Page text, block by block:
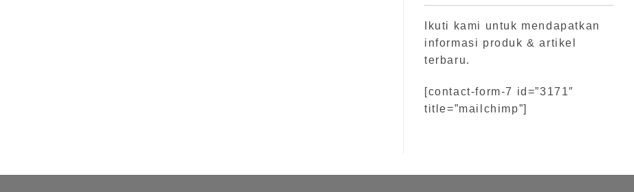
Ikuti kami untuk mendapatkan
informasi produk & artikel
terbaru.
[contact-form-7 id=”3171″
title=”mailchimp”]